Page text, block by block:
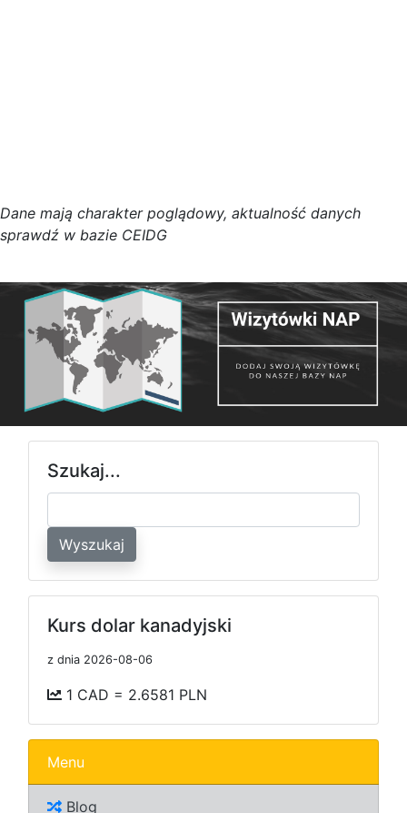
Dane mają charakter poglądowy, aktualność danych
sprawdź w bazie CEIDG
Szukaj...
Wyszukaj
Kurs dolar kanadyjski
z dnia 2026-08-06
1 CAD = 2.6581 PLN
Menu
Blog